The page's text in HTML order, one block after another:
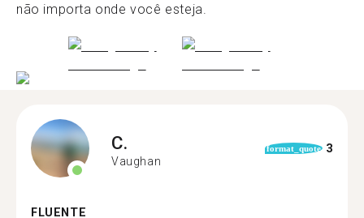
não importa onde você esteja.
C.
Vaughan
format_quote 3
FLUENTE